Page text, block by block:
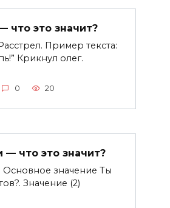
что это значит?
Пример текста:
Крикнул олег.
0 20
— что это значит?
Основное значение Ты
Значение (2)